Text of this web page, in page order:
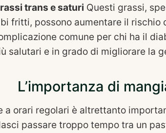
trans e saturi Questi grassi,
fritti, possono aumentare il rischio
comune per chi ha il
salutari e in grado di migliorare la
L’importanza di
a orari regolari è altrettanto
passare troppo tempo tra un